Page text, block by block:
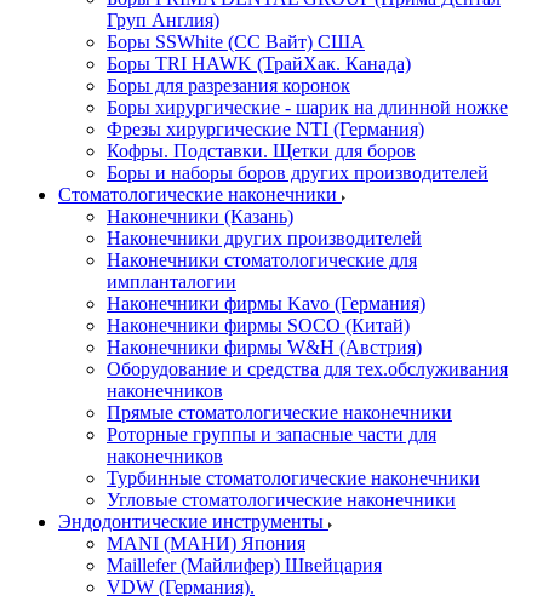
Груп Англия)
Боры SSWhite (СС Вайт) США
Боры TRI HAWK (ТрайХак. Канада)
Боры для разрезания коронок
Боры хирургические - шарик на длинной ножке
Фрезы хирургические NTI (Германия)
Кофры. Подставки. Щетки для боров
Боры и наборы боров других производителей
Стоматологические наконечники
Наконечники (Казань)
Наконечники других производителей
Наконечники стоматологические для
импланталогии
Наконечники фирмы Kavo (Германия)
Наконечники фирмы SOCO (Китай)
Наконечники фирмы W&H (Австрия)
Оборудование и средства для тех.обслуживания
наконечников
Прямые стоматологические наконечники
Роторные группы и запасные части для
наконечников
Турбинные стоматологические наконечники
Угловые стоматологические наконечники
Эндодонтические инструменты
MANI (МАНИ) Япония
Maillefer (Майлифер) Швейцария
VDW (Германия).